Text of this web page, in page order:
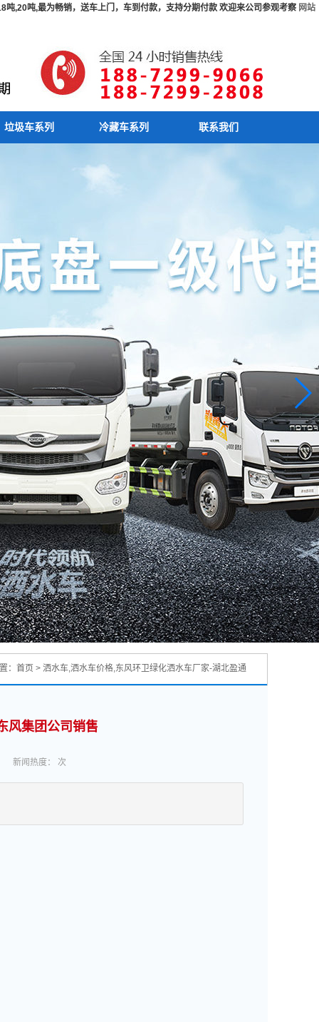
,20吨,最为畅销，送车上门，车到付款，支持分期付款 欢迎来公司参观考察 网站
垃圾车系列 冷藏车系列 联系我们
： 首页 > 洒水车,洒水车价格,东风环卫绿化洒水车厂家-湖北盈通
风集团公司销售
新闻热度： 次